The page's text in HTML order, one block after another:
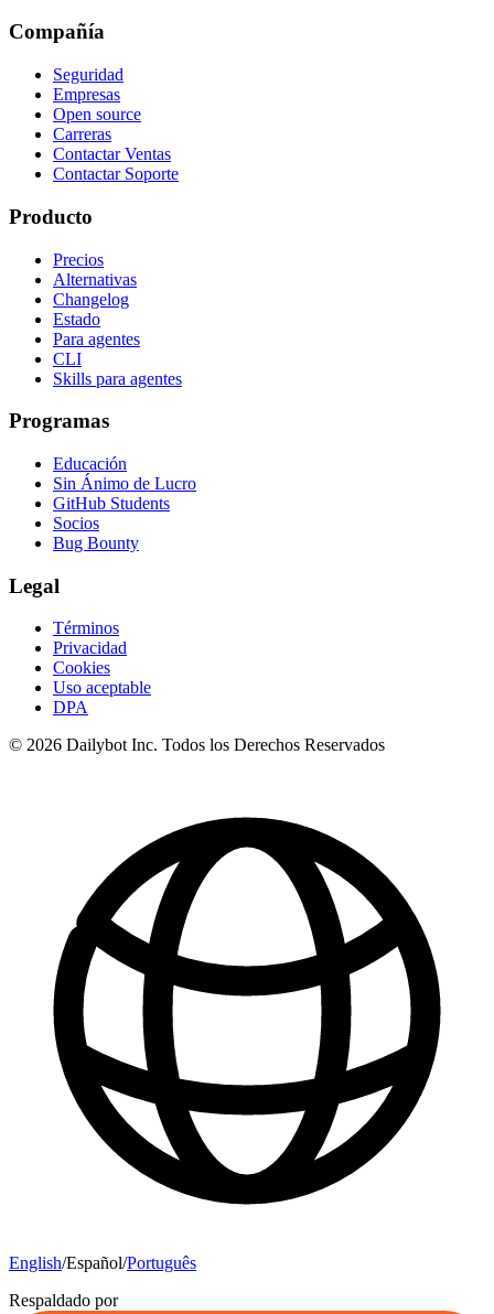
Compañía
Seguridad
Empresas
Open source
Carreras
Contactar Ventas
Contactar Soporte
Producto
Precios
Alternativas
Changelog
Estado
Para agentes
CLI
Skills para agentes
Programas
Educación
Sin Ánimo de Lucro
GitHub Students
Socios
Bug Bounty
Legal
Términos
Privacidad
Cookies
Uso aceptable
DPA
© 2026 Dailybot Inc. Todos los Derechos Reservados
English/Español/Português
Respaldado por